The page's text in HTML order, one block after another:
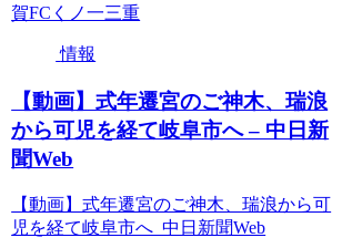
賀FCくノ一三重
情報
【動画】式年遷宮のご神木、瑞浪
から可児を経て岐阜市へ – 中日新
聞Web
【動画】式年遷宮のご神木、瑞浪から可
児を経て岐阜市へ 中日新聞Web